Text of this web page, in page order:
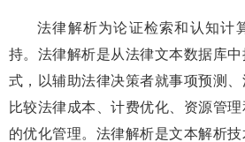
法律解析为论证检索和认知计
持。法律解析是从法律文本数据库
式，以辅助法律决策者就事项预测、
比较法律成本、计费优化、资源管
的优化管理。法律解析是文本解析技